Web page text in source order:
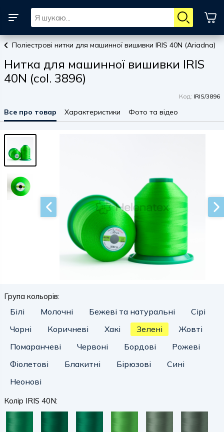
Поліестрові нитки для машинної вишивки IRIS 40N (Ariadna)
Нитка для машинної вишивки IRIS
40N (col. 3896)
Код: IRIS/3896
Все про товар Характеристики Фото та відео
Група кольорів:
Білі Молочні Бежеві та натуральні
Сірі
Чорні
Коричневі Хакі Зелені
Жовті
Помаранчеві
Червоні Бордові
Рожеві
Фіолетові
Блакитні Бірюзові
Сині
Неонові
Колір IRIS 40N: